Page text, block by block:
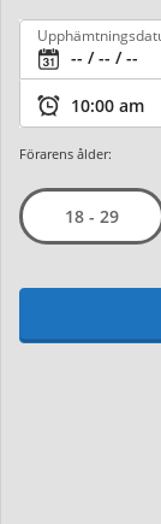
Förarens ålder:
18 - 29